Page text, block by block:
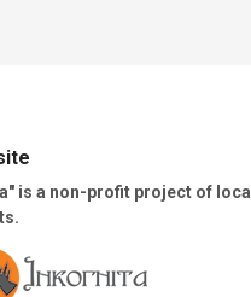
is a non-profit project of local